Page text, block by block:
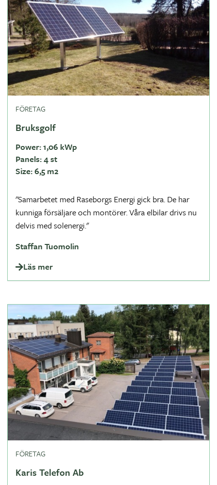
FÖRETAG
Bruksgolf
Power:1,06 kWp
Panels:4 st
Size:6,5 m2
"Samarbetet med Raseborgs Energi gick bra. De har
kunniga försäljare och montörer. Våra elbilar drivs nu
delvis med solenergi."
Staffan Tuomolin
Läs mer
FÖRETAG
Karis Telefon Ab